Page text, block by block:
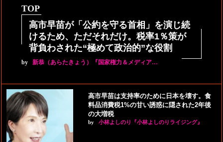
TOP
高市早苗が「公約を守る首相」を演じ続
けるため、ただそれだけ。税率1％策が
背負わされた“極めて政治的”な役割
by 新恭（あらたきょう）『国家権力＆メディア…
高市早苗は支持率のために日本を壊す。食
料品消費税1%の甘い誘惑に隠された2年後
の大増税
by 小林よしのり『小林よしのりライジング』